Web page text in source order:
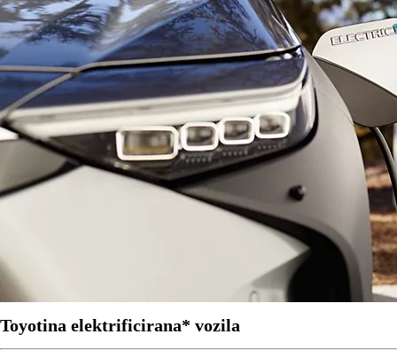
Toyotina elektrificirana* vozila